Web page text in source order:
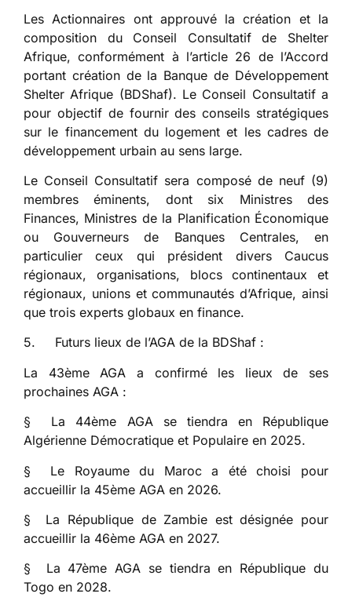
Les Actionnaires ont approuvé la création et la
composition du Conseil Consultatif de Shelter
Afrique, conformément à l’article 26 de l’Accord
portant création de la Banque de Développement
Shelter Afrique (BDShaf). Le Conseil Consultatif a
pour objectif de fournir des conseils stratégiques
sur le financement du logement et les cadres de
développement urbain au sens large.
Le Conseil Consultatif sera composé de neuf (9)
membres éminents, dont six Ministres des
Finances, Ministres de la Planification Économique
ou Gouverneurs de Banques Centrales, en
particulier ceux qui président divers Caucus
régionaux, organisations, blocs continentaux et
régionaux, unions et communautés d’Afrique, ainsi
que trois experts globaux en finance.
5. Futurs lieux de l’AGA de la BDShaf :
La 43ème AGA a confirmé les lieux de ses
prochaines AGA :
§ La 44ème AGA se tiendra en République
Algérienne Démocratique et Populaire en 2025.
§ Le Royaume du Maroc a été choisi pour
accueillir la 45ème AGA en 2026.
§ La République de Zambie est désignée pour
accueillir la 46ème AGA en 2027.
§ La 47ème AGA se tiendra en République du
Togo en 2028.